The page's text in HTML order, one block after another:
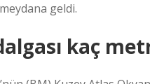
geldi.
kaç